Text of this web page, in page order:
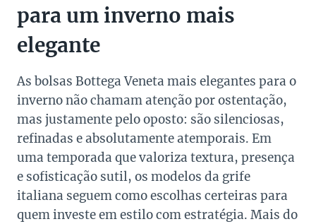
para um inverno mais
elegante
As bolsas Bottega Veneta mais elegantes para o
inverno não chamam atenção por ostentação,
mas justamente pelo oposto: são silenciosas,
refinadas e absolutamente atemporais. Em
uma temporada que valoriza textura, presença
e sofisticação sutil, os modelos da grife
italiana seguem como escolhas certeiras para
quem investe em estilo com estratégia. Mais do